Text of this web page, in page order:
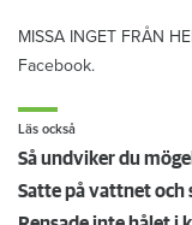
MISSA INGET FRÅN
Facebook.
Läs också